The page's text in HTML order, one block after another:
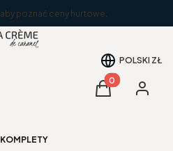
aby poznać ceny hurtowe.
POLSKI ZŁ
Produkty w
Koszyk
KOMPLETY